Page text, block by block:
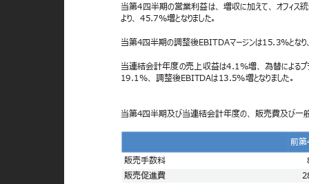
当第4四半期の営業利益は、 増収に加えて、 オフィス
より、 45.7%増となりました。
当第4四半期の調整後EBITDAマージンは15.3%とな
当連結会計年度の売上収益は4.1%増、 為替による
19.1%、 調整後EBITDAは13.5%増となりました。
当第4四半期及び当連結会計年度の、 販売費及び一
前
販売手数料
販売促進費